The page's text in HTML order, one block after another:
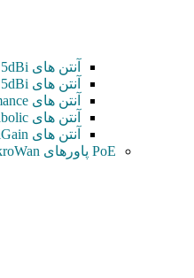
آنتن های 28.5dBi
آنتن های 31.5dBi
آنتن های High Performance
آنتن های Parabolic
آنتن های HiGain
PoE پاورهای MikroWan